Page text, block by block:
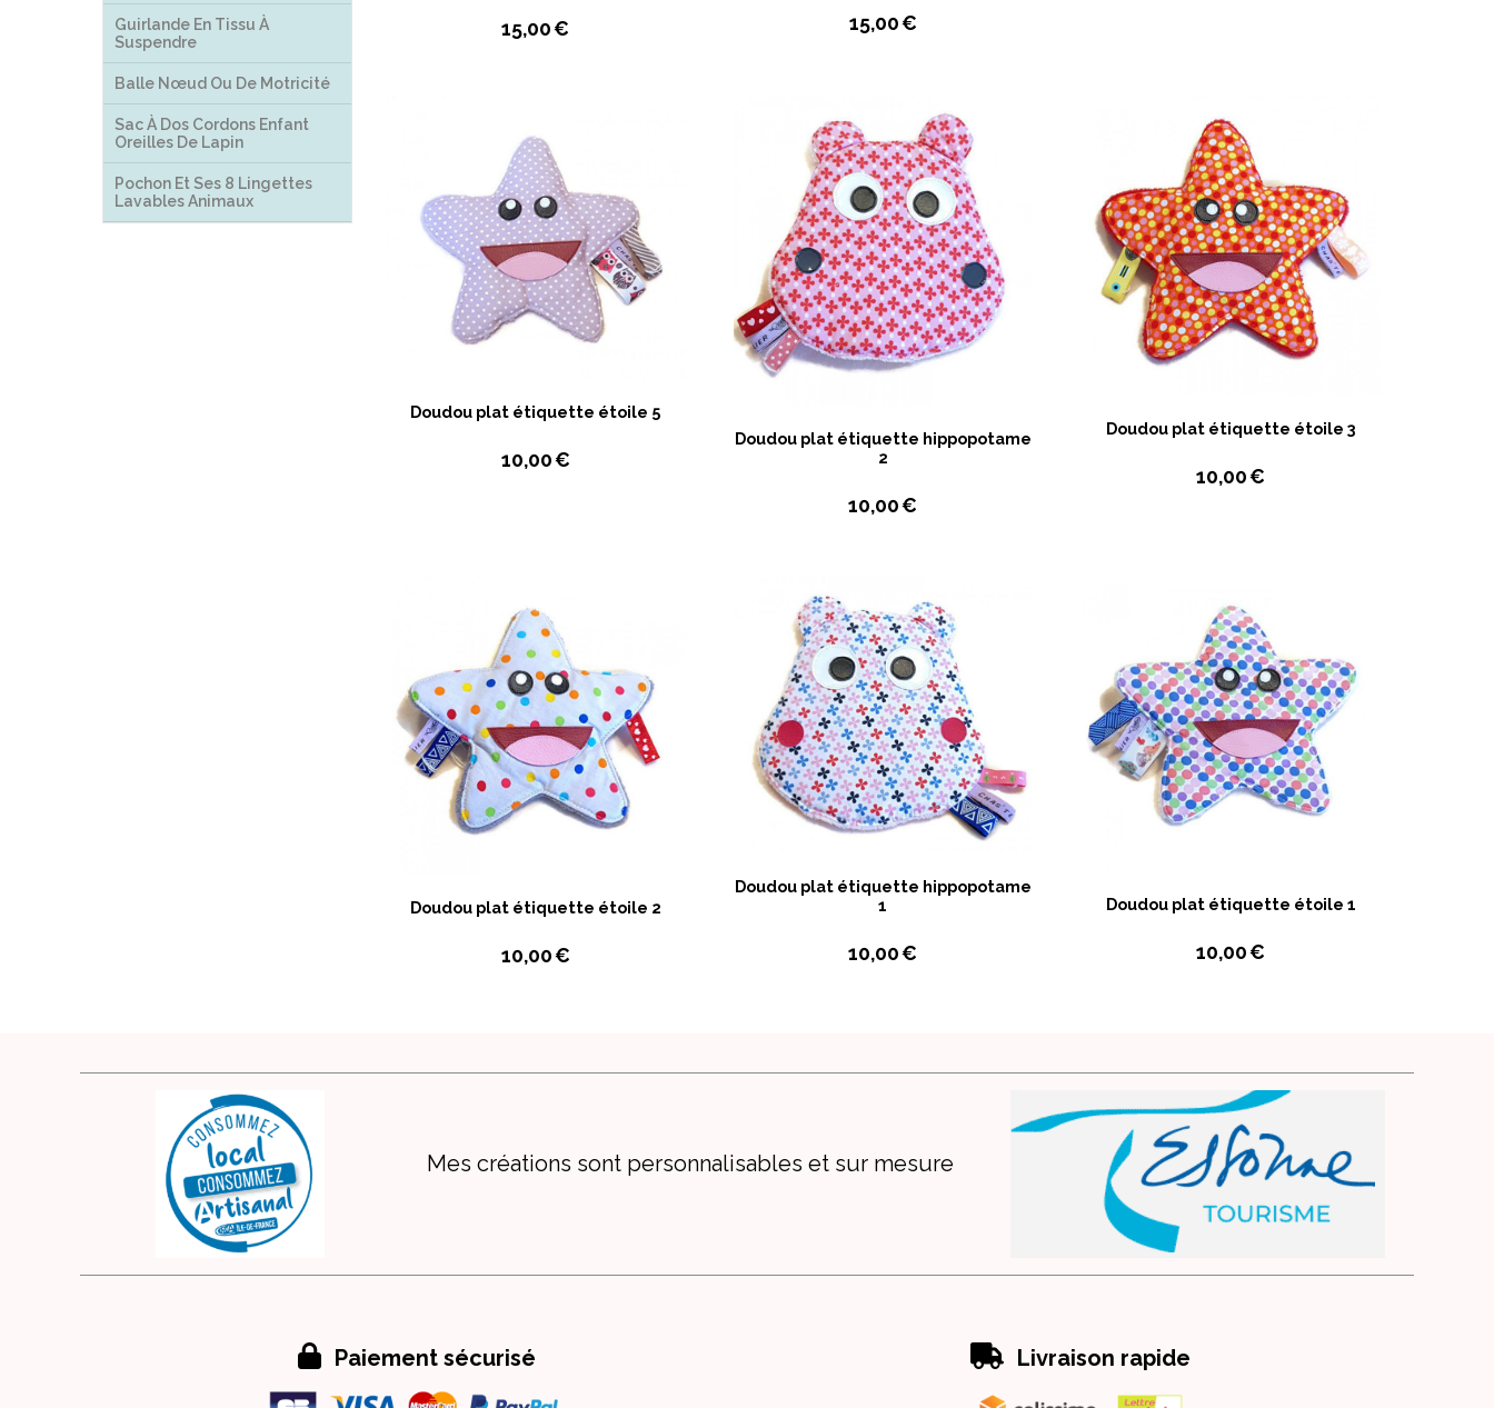
Guirlande En Tissu À
Suspendre
Balle Nœud Ou De Motricité
Sac À Dos Cordons Enfant
Oreilles De Lapin
Pochon Et Ses 8 Lingettes
Lavables Animaux
15,00€ 15,00€
Doudou plat étiquette étoile 5
10,00€
Doudou plat étiquette hippopotame
2
10,00€
Doudou plat étiquette étoile 3
10,00€
Doudou plat étiquette étoile 2
10,00€
Doudou plat étiquette hippopotame
1
10,00€
Doudou plat étiquette étoile 1
10,00€
Mes créations sont personnalisables et sur mesure
 Paiement sécurisé  Livraison rapide